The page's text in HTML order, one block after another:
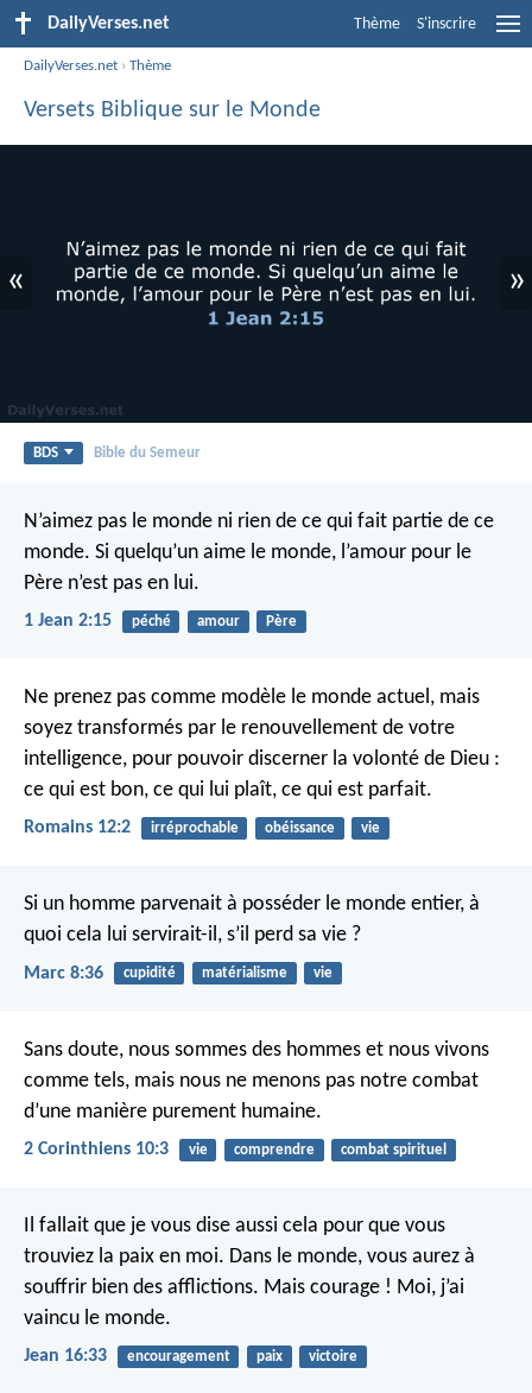
DailyVerses.net Thème S'inscrire
DailyVerses.net ›Thème
Versets Biblique sur le Monde
« »
BDS Bible du Semeur
N’aimez pas le monde ni rien de ce qui fait partie de ce
monde. Si quelqu’un aime le monde, l’amour pour le
Père n’est pas en lui.
1 Jean 2:15 péché amour Père
Ne prenez pas comme modèle le monde actuel, mais
soyez transformés par le renouvellement de votre
intelligence, pour pouvoir discerner la volonté de Dieu :
ce qui est bon, ce qui lui plaît, ce qui est parfait.
Romains 12:2 irréprochable obéissance vie
Si un homme parvenait à posséder le monde entier, à
quoi cela lui servirait-il, s’il perd sa vie ?
Marc 8:36 cupidité matérialisme vie
Sans doute, nous sommes des hommes et nous vivons
comme tels, mais nous ne menons pas notre combat
d’une manière purement humaine.
2 Corinthiens 10:3 vie comprendre combat spirituel
Il fallait que je vous dise aussi cela pour que vous
trouviez la paix en moi. Dans le monde, vous aurez à
souffrir bien des afflictions. Mais courage ! Moi, j’ai
vaincu le monde.
Jean 16:33 encouragement paix victoire